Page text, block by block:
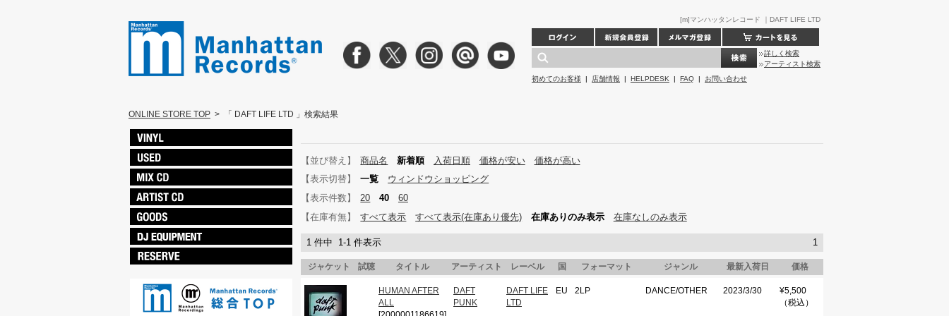
[m]マンハッタンレコード ｜DAFT LIFE LTD
詳しく検索
アーティスト検索
初めてのお客様 | 店舗情報 | HELPDESK | FAQ | お問い合わせ
ONLINE STORE TOP > 「 DAFT LIFE LTD 」検索結果
【並び替え】 商品名 新着順 入荷日順 価格が安い
価格が高い
【表示切替】
一覧
ウィンドウショッピング
【表示件数】
20 40
60
【在庫有無】
すべて表示 すべて表示(在庫あり優先) 在庫ありのみ表示 在庫なしのみ表示
1 件中 1-1 件表示 1
ジャケット 試聴 タイトル アーティスト レーベル 国 フォーマット ジャンル 最新入荷日 価格
HUMAN AFTER
ALL
DAFT
PUNK
DAFT LIFE
LTD
EU 2LP DANCE/OTHER 2023/3/30
¥5,500
（税込）